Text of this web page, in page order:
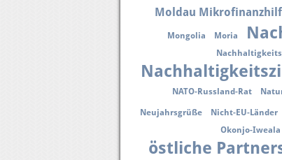
Moldau
Mongolia Moria
NATO-Russland-Rat
Neujahrsgrüße Nicht-EU-Länder
Okonjo-Iweala
östliche